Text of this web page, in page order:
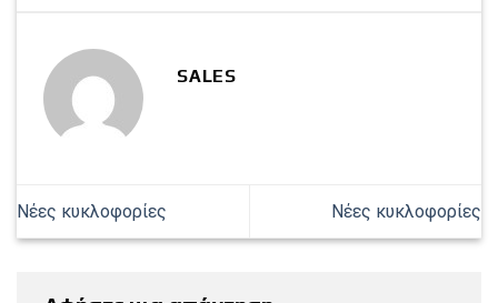
SALES
Νέες κυκλοφορίες Νέες κυκλοφορίες